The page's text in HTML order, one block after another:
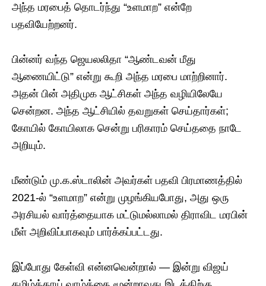
அந்த மரபைத் தொடர்ந்து “உளமாற” என்றே
பதவியேற்றனர்.
பின்னர் வந்த ஜெயலலிதா “ஆண்டவன் மீது
ஆணையிட்டு” என்று கூறி அந்த மரபை மாற்றினார்.
அதன் பின் அதிமுக ஆட்சிகள் அந்த வழியிலேயே
சென்றன. அந்த ஆட்சியில் தவறுகள் செய்தார்கள்;
கோயில் கோயிலாக சென்று பரிகாரம் செய்ததை நாடே
அறியும்.
மீண்டும் மு.க.ஸ்டாலின் அவர்கள் பதவி பிரமாணத்தில்
2021-ல் “உளமாற” என்று முழங்கியபோது, அது ஒரு
அரசியல் வார்த்தையாக மட்டுமல்லாமல் திராவிட மரபின்
மீள் அறிவிப்பாகவும் பார்க்கப்பட்டது.
இப்போது கேள்வி என்னவென்றால் — இன்று விஜய்